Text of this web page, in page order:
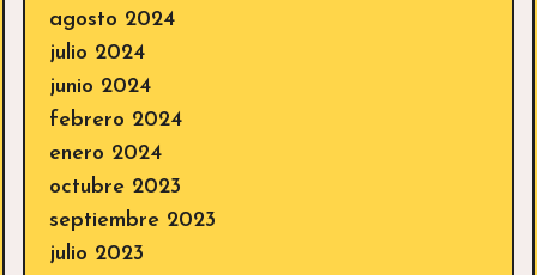
agosto 2024
julio 2024
junio 2024
febrero 2024
enero 2024
octubre 2023
septiembre 2023
julio 2023